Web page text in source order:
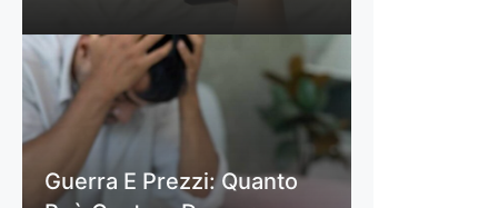
Guerra E Prezzi: Quanto